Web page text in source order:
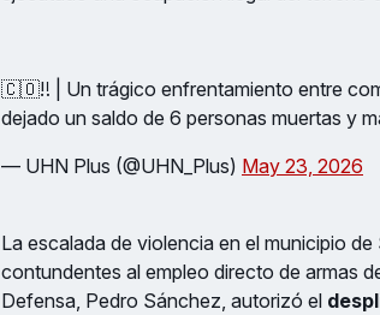
🇨🇴‼️ | Un trágico enfrentamiento entre
dejado un saldo de 6 personas muertas y
— UHN Plus (@UHN_Plus) May 23, 2026
La escalada de violencia en el municipio
contundentes al empleo directo de armas
Defensa, Pedro Sánchez, autorizó el